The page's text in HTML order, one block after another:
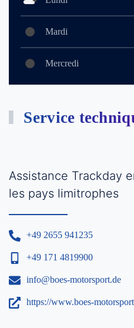
Mardi
Mercredi
Service
Assistance Trackday
les pays limitrophes
+49 2655 941235
+49 171 4819900
info@boes-motorsport.de
https://www.boes-